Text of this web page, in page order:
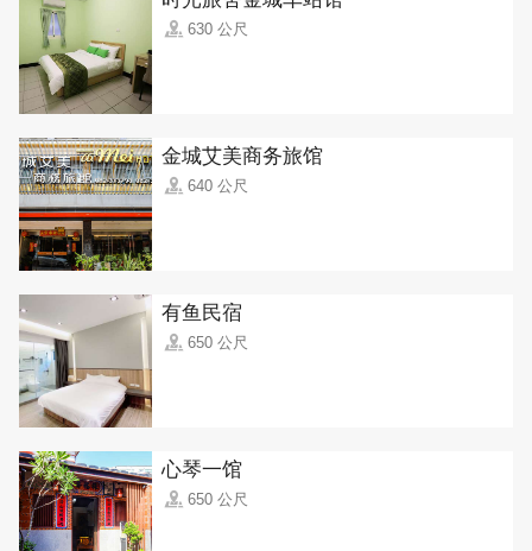
630 公尺
金城艾美商务旅馆
640 公尺
有鱼民宿
650 公尺
心琴一馆
650 公尺